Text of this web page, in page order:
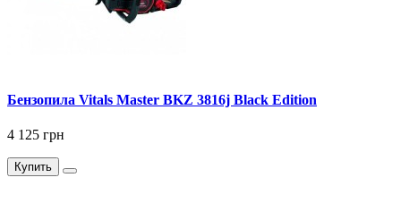
Бензопила Vitals Master BKZ 3816j Black Edition
4 125 грн
Купить